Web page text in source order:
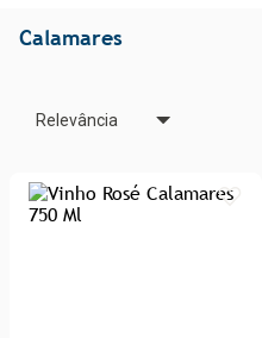
Calamares
Relevância